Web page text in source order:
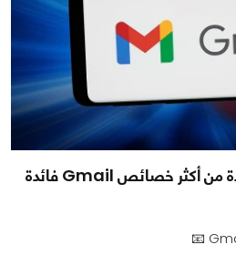
جوجل تستعد لإيقاف واحدة من أكثر خصائص Gmail فائدة